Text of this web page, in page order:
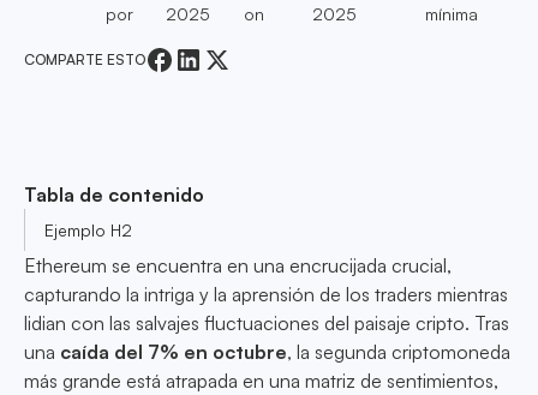
por
2025
on
2025
mínima
COMPARTE ESTO
Tabla de contenido
Ejemplo H2
Ethereum se encuentra en una encrucijada crucial,
capturando la intriga y la aprensión de los traders mientras
lidian con las salvajes fluctuaciones del paisaje cripto. Tras
una caída del 7% en octubre, la segunda criptomoneda
más grande está atrapada en una matriz de sentimientos,